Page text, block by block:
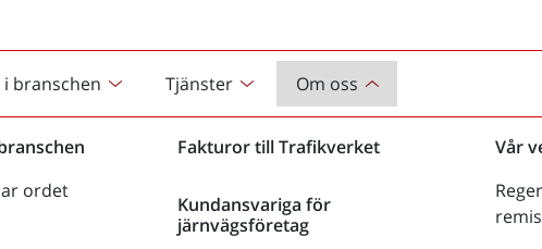
i branschen Tjänster Om oss
ordet
Fakturor till Trafikverket
Kundansvariga för
järnvägsföretag
Vår